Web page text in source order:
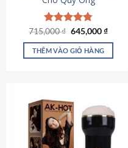
Được xếp
hạng4.79
5 sao
715,000₫ Giá
là:
715,000 ₫.
645,000₫Giá
tại
THÊM VÀO GIỎ HÀNG